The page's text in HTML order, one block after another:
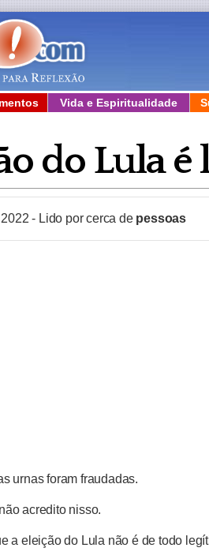
Vida e Espiritualidade
do Lula é
- Lido por cerca de pessoas
urnas foram fraudadas.
acredito nisso.
a eleição do Lula não é de todo